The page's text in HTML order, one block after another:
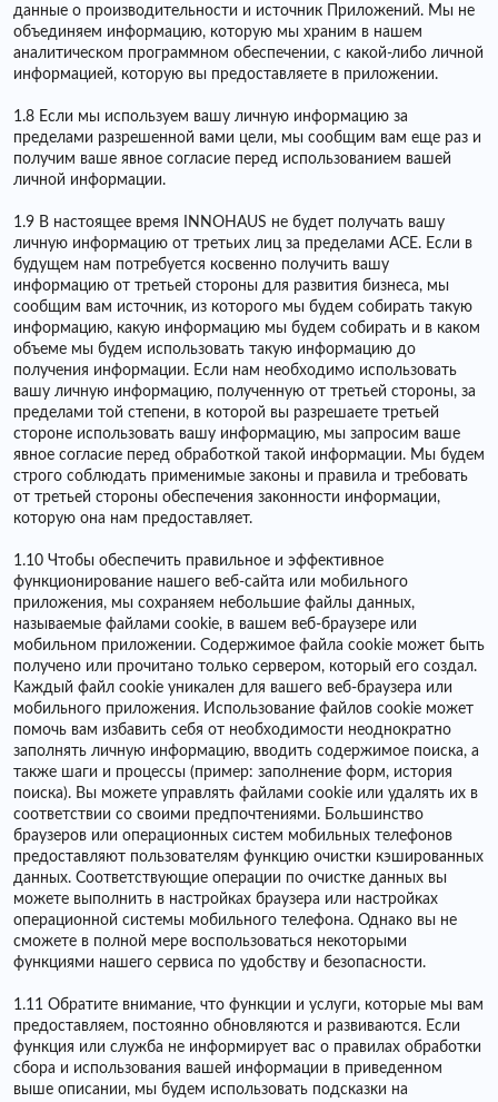
данные о производительности и источник Приложений. Мы не
объединяем информацию, которую мы храним в нашем
аналитическом программном обеспечении, с какой-либо личной
информацией, которую вы предоставляете в приложении.
1.8 Если мы используем вашу личную информацию за
пределами разрешенной вами цели, мы сообщим вам еще раз и
получим ваше явное согласие перед использованием вашей
личной информации.
1.9 В настоящее время INNOHAUS не будет получать вашу
личную информацию от третьих лиц за пределами ACE. Если в
будущем нам потребуется косвенно получить вашу
информацию от третьей стороны для развития бизнеса, мы
сообщим вам источник, из которого мы будем собирать такую ​​
информацию, какую информацию мы будем собирать и в каком
объеме мы будем использовать такую ​​информацию до
получения информации. Если нам необходимо использовать
вашу личную информацию, полученную от третьей стороны, за
пределами той степени, в которой вы разрешаете третьей
стороне использовать вашу информацию, мы запросим ваше
явное согласие перед обработкой такой информации. Мы будем
строго соблюдать применимые законы и правила и требовать
от третьей стороны обеспечения законности информации,
которую она нам предоставляет.
1.10 Чтобы обеспечить правильное и эффективное
функционирование нашего веб-сайта или мобильного
приложения, мы сохраняем небольшие файлы данных,
называемые файлами cookie, в вашем веб-браузере или
мобильном приложении. Содержимое файла cookie может быть
получено или прочитано только сервером, который его создал.
Каждый файл cookie уникален для вашего веб-браузера или
мобильного приложения. Использование файлов cookie может
помочь вам избавить себя от необходимости неоднократно
заполнять личную информацию, вводить содержимое поиска, а
также шаги и процессы (пример: заполнение форм, история
поиска). Вы можете управлять файлами cookie или удалять их в
соответствии со своими предпочтениями. Большинство
браузеров или операционных систем мобильных телефонов
предоставляют пользователям функцию очистки кэшированных
данных. Соответствующие операции по очистке данных вы
можете выполнить в настройках браузера или настройках
операционной системы мобильного телефона. Однако вы не
сможете в полной мере воспользоваться некоторыми
функциями нашего сервиса по удобству и безопасности.
1.11 Обратите внимание, что функции и услуги, которые мы вам
предоставляем, постоянно обновляются и развиваются. Если
функция или служба не информирует вас о правилах обработки
сбора и использования вашей информации в приведенном
выше описании, мы будем использовать подсказки на